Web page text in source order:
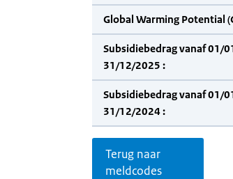
Global Warming Potential
Subsidiebedrag vanaf 01/
31/12/2025 :
Subsidiebedrag vanaf 01/
31/12/2024 :
Terug naar
meldcodes